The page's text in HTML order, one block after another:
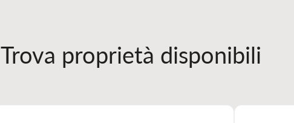
Trova proprietà disponibili